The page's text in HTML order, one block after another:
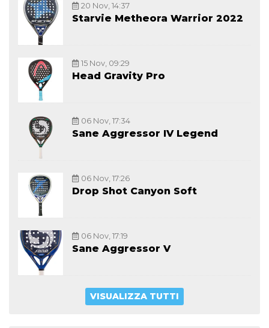
20 Nov, 14:37
Starvie Metheora Warrior 2022
15 Nov, 09:29
Head Gravity Pro
06 Nov, 17:34
Sane Aggressor IV Legend
06 Nov, 17:26
Drop Shot Canyon Soft
06 Nov, 17:19
Sane Aggressor V
VISUALIZZA TUTTI